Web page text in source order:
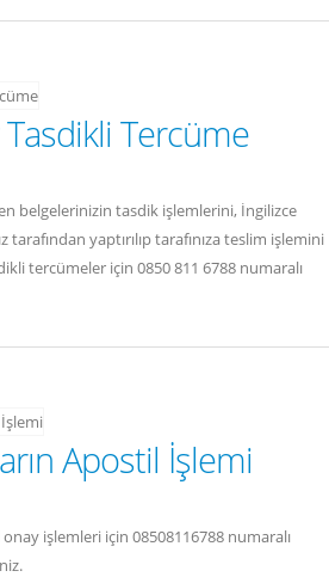
Tercüme
belgelerinizin tasdik işlemlerini, İngilizce
yaptırılıp tarafınıza teslim işlemini
tercümeler için 0850 811 6788 numaralı
Apostil İşlemi
onay işlemleri için 08508116788 numaralı